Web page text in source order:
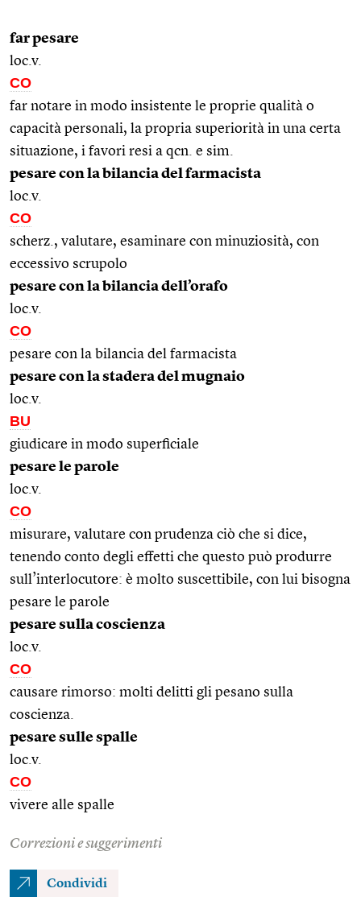
far pesare
loc.v.
CO
far notare in modo insistente le proprie qualità o
capacità personali, la propria superiorità in una certa
situazione, i favori resi a qcn. e sim.
pesare con la bilancia del farmacista
loc.v.
CO
scherz., valutare, esaminare con minuziosità, con
eccessivo scrupolo
pesare con la bilancia dell’orafo
loc.v.
CO
pesare con la bilancia del farmacista
pesare con la stadera del mugnaio
loc.v.
BU
giudicare in modo superficiale
pesare le parole
loc.v.
CO
misurare, valutare con prudenza ciò che si dice,
tenendo conto degli effetti che questo può produrre
sull’interlocutore: è molto suscettibile, con lui bisogna
pesare le parole
pesare sulla coscienza
loc.v.
CO
causare rimorso: molti delitti gli pesano sulla
coscienza.
pesare sulle spalle
loc.v.
CO
vivere alle spalle
Correzioni e suggerimenti
Condividi